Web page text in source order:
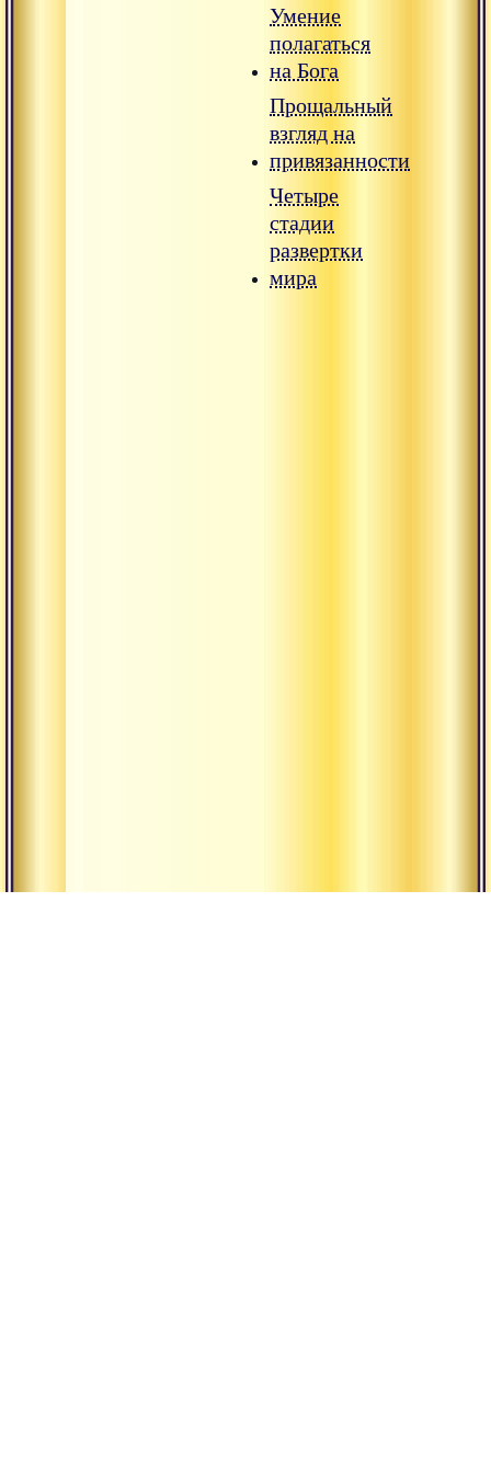
Умение
полагаться
на Бога
Прощальный
взгляд на
привязанности
Четыре
стадии
развертки
мира